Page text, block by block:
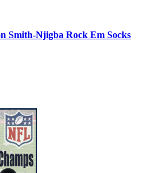
Smith-Njigba Rock Em Socks